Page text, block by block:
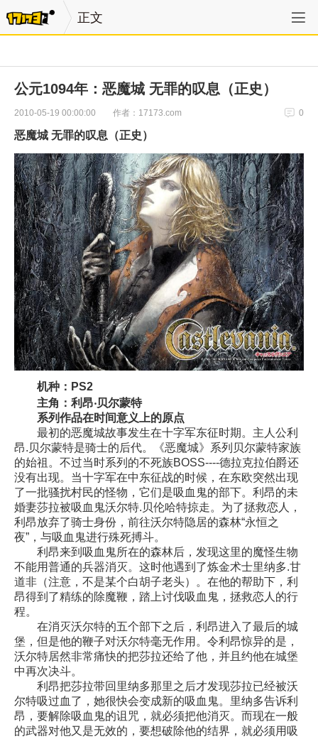
正文
公元1094年：恶魔城 无罪的叹息（正史）
2010-05-19 00:00:00 作者：17173.com 0
恶魔城 无罪的叹息（正史）
机种：PS2
主角：利昂‧贝尔蒙特
系列作品在时间意义上的原点
最初的恶魔城故事发生在十字军东征时期。主人公利
昂.贝尔蒙特是骑士的后代。《恶魔城》系列贝尔蒙特家族
的始祖。不过当时系列的不死族BOSS----德拉克拉伯爵还
没有出现。当十字军在中东征战的时候，在东欧突然出现
了一批骚扰村民的怪物，它们是吸血鬼的部下。利昂的未
婚妻莎拉被吸血鬼沃尔特.贝伦哈特掠走。为了拯救恋人，
利昂放弃了骑士身份，前往沃尔特隐居的森林“永恒之
夜”，与吸血鬼进行殊死搏斗。
利昂来到吸血鬼所在的森林后，发现这里的魔怪生物
不能用普通的兵器消灭。这时他遇到了炼金术士里纳多.甘
道非（注意，不是某个白胡子老头）。在他的帮助下，利
昂得到了精练的除魔鞭，踏上讨伐吸血鬼，拯救恋人的行
程。
在消灭沃尔特的五个部下之后，利昂进入了最后的城
堡，但是他的鞭子对沃尔特毫无作用。令利昂惊异的是，
沃尔特居然非常痛快的把莎拉还给了他，并且约他在城堡
中再次决斗。
利昂把莎拉带回里纳多那里之后才发现莎拉已经被沃
尔特吸过血了，她很快会变成新的吸血鬼。里纳多告诉利
昂，要解除吸血鬼的诅咒，就必须把他消灭。而现在一般
的武器对他又是无效的，要想破除他的结界，就必须用吸